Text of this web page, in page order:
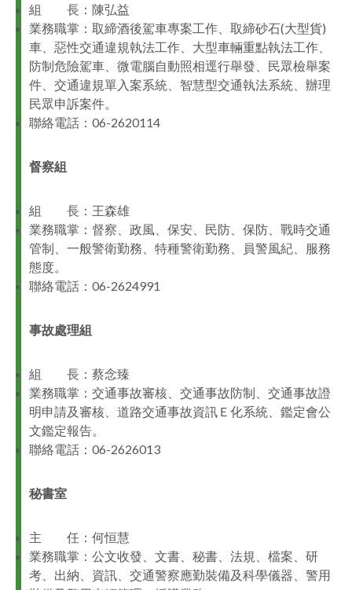
組 長：陳弘益
業務職掌：取締酒後駕車專案工作、取締砂石(大型貨)
車、惡性交通違規執法工作、大型車輛重點執法工作、
防制危險駕車、微電腦自動照相逕行舉發、民眾檢舉案
件、交通違規單入案系統、智慧型交通執法系統、辦理
民眾申訴案件。
聯絡電話：06-2620114
督察組
組 長：王森雄
業務職掌：督察、政風、保安、民防、保防、戰時交通
管制、一般警衛勤務、特種警衛勤務、員警風紀、服務
態度。
聯絡電話：06-2624991
事故處理組
組 長：蔡念臻
業務職掌：交通事故審核、交通事故防制、交通事故證
明申請及審核、道路交通事故資訊Ｅ化系統、鑑定會公
文鑑定報告。
聯絡電話：06-2626013
秘書室
主 任：何恒慧
業務職掌：公文收發、文書、秘書、法規、檔案、研
考、出納、資訊、交通警察應勤裝備及科學儀器、警用